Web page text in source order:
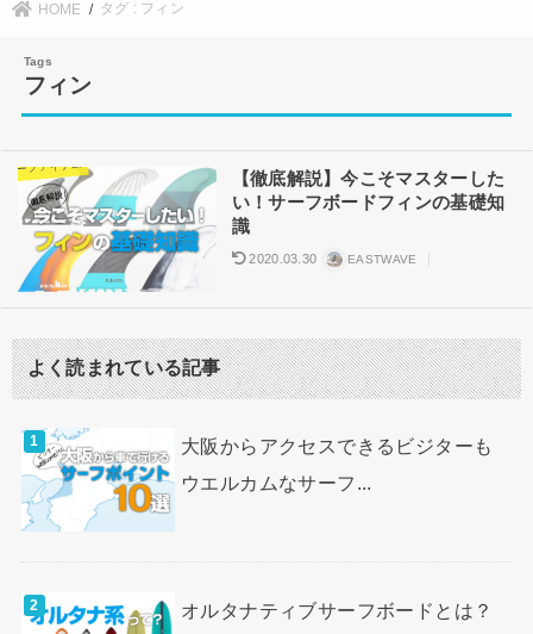
HOME タグ : フィン
フィン
サーフアイテム
【徹底解説】今こそマスターした
い！サーフボードフィンの基礎知
識
2020.03.30 EASTWAVE
よく読まれている記事
大阪からアクセスできるビジターも
ウエルカムなサーフ...
オルタナティブサーフボードとは？